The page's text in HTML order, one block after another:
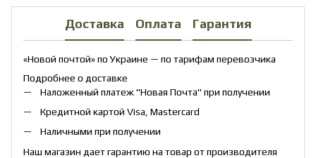
Доставка Оплата Гарантия
«Новой почтой» по Украине — по тарифам перевозчика
Подробнее о доставке
Наложенный платеж "Новая Почта" при получении
Кредитной картой Visa, Mastercard
Наличными при получении
Наш магазин дает гарантию на товар от производителя